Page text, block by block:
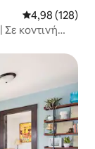
Μέση
4,98 (128)
Σε κοντινή